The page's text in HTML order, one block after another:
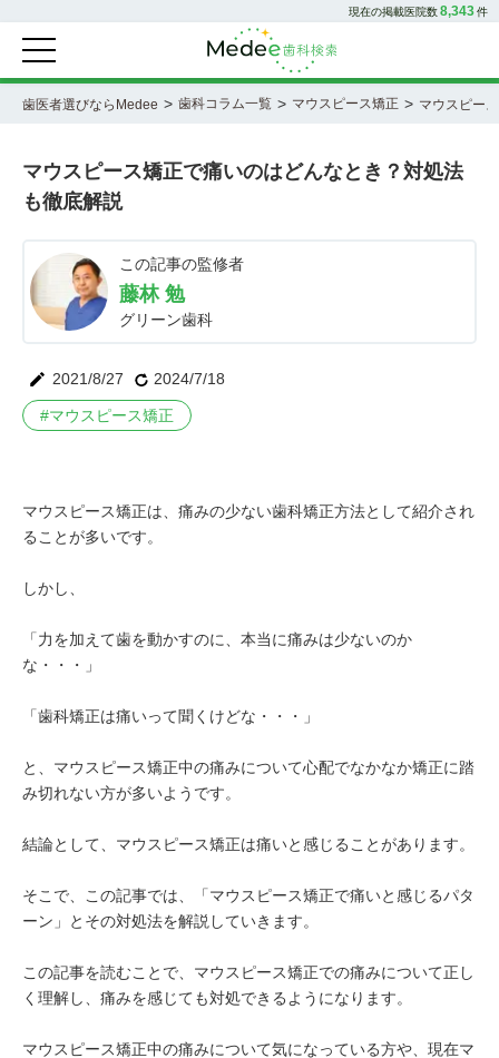
現在の掲載医院数8,343件
歯医者選びならMedee > 歯科コラム一覧 > マウスピース矯正 > マウスピー
マウスピース矯正で痛いのはどんなとき？対処法
も徹底解説
この記事の監修者
藤林 勉
グリーン歯科
2021/8/27 2024/7/18
#マウスピース矯正
マウスピース矯正は、痛みの少ない歯科矯正方法として紹介され
ることが多いです。
しかし、
「力を加えて歯を動かすのに、本当に痛みは少ないのか
な・・・」
「歯科矯正は痛いって聞くけどな・・・」
と、マウスピース矯正中の痛みについて心配でなかなか矯正に踏
み切れない方が多いようです。
結論として、マウスピース矯正は痛いと感じることがあります。
そこで、この記事では、「マウスピース矯正で痛いと感じるパタ
ーン」とその対処法を解説していきます。
この記事を読むことで、マウスピース矯正での痛みについて正し
く理解し、痛みを感じても対処できるようになります。
マウスピース矯正中の痛みについて気になっている方や、現在マ